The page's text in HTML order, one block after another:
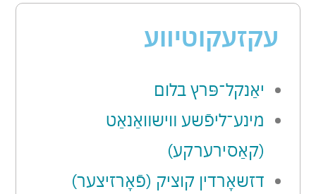
עקזעקוטיװע
יאַנקל־פּרץ בלום
מינע־ליפֿשע װישװאַנאַט
(קאַסירערקע)
דזשאָרדין קוציק (פֿאָרזיצער)